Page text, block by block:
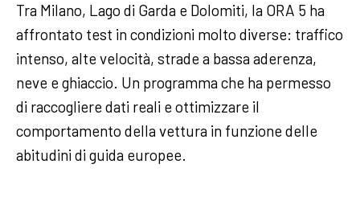
Tra Milano, Lago di Garda e Dolomiti, la ORA 5 ha
affrontato test in condizioni molto diverse: traffico
intenso, alte velocità, strade a bassa aderenza,
neve e ghiaccio. Un programma che ha permesso
di raccogliere dati reali e ottimizzare il
comportamento della vettura in funzione delle
abitudini di guida europee.